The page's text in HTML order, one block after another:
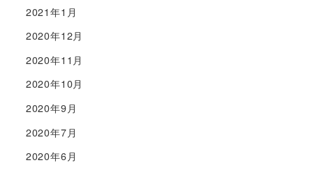
2021年1月
2020年12月
2020年11月
2020年10月
2020年9月
2020年7月
2020年6月